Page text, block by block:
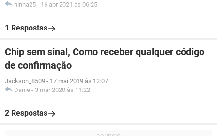
ninha25 - 16 abr 2021 às 06:25
1 Respostas
Chip sem sinal, Como receber qualquer código
de confirmação
Jackson_8509 - 17 mai 2019 às 12:07
Danie - 3 mar 2020 às 11:22
2 Respostas